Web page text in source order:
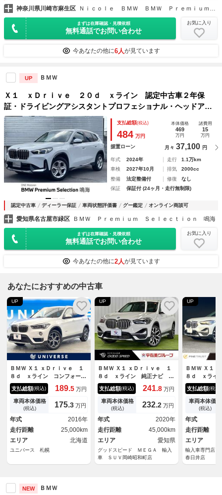
神奈川県川崎市麻生区 Ｎｉｃｏｌｅ ＢＭＷ ＢＭＷ Ｐｒｅｍｉｕｍ Ｓｅｌｅｃｔｉｏｎ 新百合ヶ丘
まずは在庫確認・見積依頼
無料通話でお問い合わせ
お気に入り
今あなたの他に6人が見ています
UP ＢＭＷ
Ｘ１ ｘＤｒｉｖｅ ２０ｄ ｘライン 認定中古車２年保
証・ドライビングアシスタントプロフェショナル・ヘッドアッ
プディスプレイ・アクティブクルーズコントロール・全周囲カ
メラ・前席シートヒーター・前席パワーシート・１８インチ純
正アルミホイール
支払総額(税込)
484 万円
本体価格
469
万円
諸費用
15
万円
据置ローン 月々 37,100 円
年式 2024年 走行
1.1万km
車検
2027年10月 排気
2000cc
整備
法定整備付 修復
なし
保証
保証付 (24ヶ月・走行無制限)
認定中古車 ディーラー保証 車両状態評価書 グー鑑定 オンライン商談可
愛知県名古屋市緑区 ＢＭＷ Ｐｒｅｍｉｕｍ Ｓｅｌｅｃｔｉｏｎ 鳴海
まずは在庫確認・見積依頼
無料通話でお問い合わせ
お気に入り
今あなたの他に2人が見ています
あなたにおすすめの中古車
UP
ＢＭＷ Ｘ１ ｘＤｒｉｖｅ １
８ｄ ｘライン コンフォート
パッケージ パワーバックド
ア パーキングアシスト デュ
アルオートエアコン ミラー内
蔵型ＥＴＣ ドライビングアシ
スト クロストラックス／革コ
ンビシート ＬＥＤヘッドライ
ト 純正ナビ
支払総額(税込) 189.5 万円
車両本体価格
(税込) 175.3 万円
年式
2016年
走行距離
25,000km
エリア
北海道
ユニバース 札幌
UP
ＢＭＷ Ｘ１ ｘＤｒｉｖｅ １
８ｄ ｘライン 純正ナビ バ
ックカメラ 電動リアゲート
パワーシート シートメモリ
ー クリアランスソナー イン
テリジェントセーフティー 純
正１９インチアルミ ＬＥＤヘ
ッドライト ハーフレザーシー
ト
支払総額(税込) 241.8 万円
車両本体価格
(税込) 232.2 万円
年式
2020年
走行距離
45,000km
エリア
愛知県
グッドスピード ＭＥＧＡ 輸入
車 ＳＵＶ岡崎昭和町店
UP
ＢＭＷ Ｘ１
８ｄ ｘライ
ッケージ ハ
ジ 茶本革シ
トパッケー
ア ６ヶ月走
証 禁煙車
純正１０．
ダプティブク
ル バックカ
支払総額(税込)
車両本体価格
(税込)
年式
走行距離
エリア
輸入車専門店
春日井店
NEW ＢＭＷ